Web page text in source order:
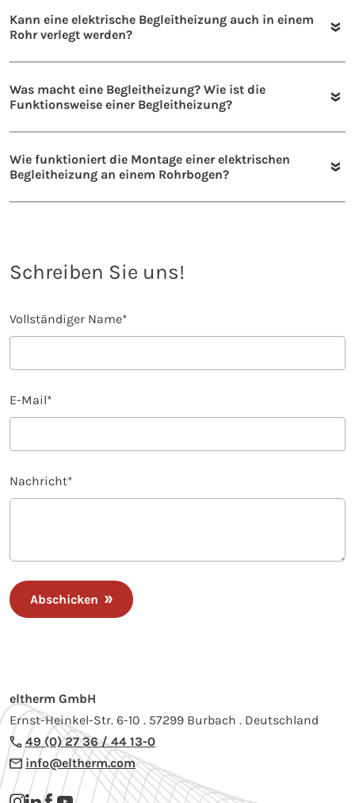
Kann eine elektrische Begleitheizung auch in einem
Rohr verlegt werden?
Was macht eine Begleitheizung? Wie ist die
Funktionsweise einer Begleitheizung?
Wie funktioniert die Montage einer elektrischen
Begleitheizung an einem Rohrbogen?
Schreiben Sie uns!
Vollständiger Name*
E-Mail*
Nachricht*
Abschicken
eltherm GmbH
Ernst-Heinkel-Str. 6-10 . 57299 Burbach . Deutschland
49 (0) 27 36 / 44 13-0
info@eltherm.com